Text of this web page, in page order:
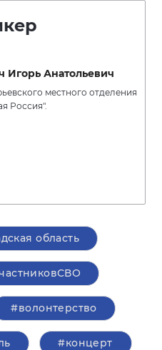
Игорь Анатольевич
местного отделения
Россия".
область
#волонтерство
#концерт